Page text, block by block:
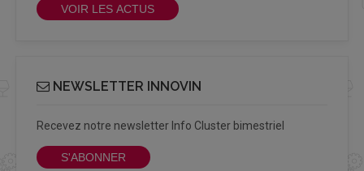
VOIR LES ACTUS
NEWSLETTER INNOVIN
Recevez notre newsletter Info Cluster bimestriel
S'ABONNER